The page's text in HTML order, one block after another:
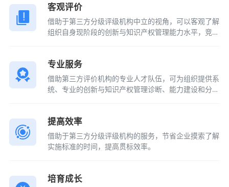
客观评价
借助于第三方分级评级机构中立的视角，可以客观了解
组织自身现阶段的创新与知识产权管理能力水平，竞争
专业服务
借助第三方评价机构的专业人才队伍，可为组织提供系
统、专业的创新与知识产权管理诊断、能力建设和分级
提高效率
借助于第三方分级评级机构的服务，节省企业摸索了解
实施标准的时间，提高贯标效率。
培育成长